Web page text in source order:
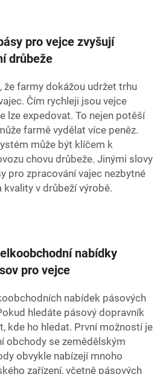
pro vejce zvyšují
drůbeže
že farmy dokážou udržet trhu
Čím rychleji jsou vejce
lze expedovat. To nejen potěší
farmě vydělat více peněz.
může být klíčem k
chovu drůbeže. Jinými slovy
pro zpracování vajec nezbytné
v drůbeží výrobě.
nabídky
pro vejce
nabídek pásových
hledáte pásový dopravník
kde ho hledat. První možností je
obchody se zemědělským
obvykle nabízejí mnoho
zařízení, včetně pásových